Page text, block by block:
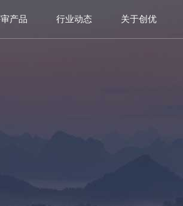
产品 行业动态 关于创优